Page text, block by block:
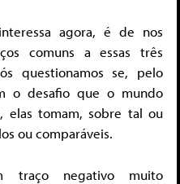
agora, é de nos
comuns a essas três
questionamos se, pelo
o desafio que o mundo
elas tomam, sobre tal ou
ou comparáveis.
traço negativo muito